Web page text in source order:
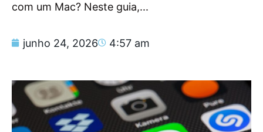
com um Mac? Neste guia,...
junho 24, 2026 4:57 am